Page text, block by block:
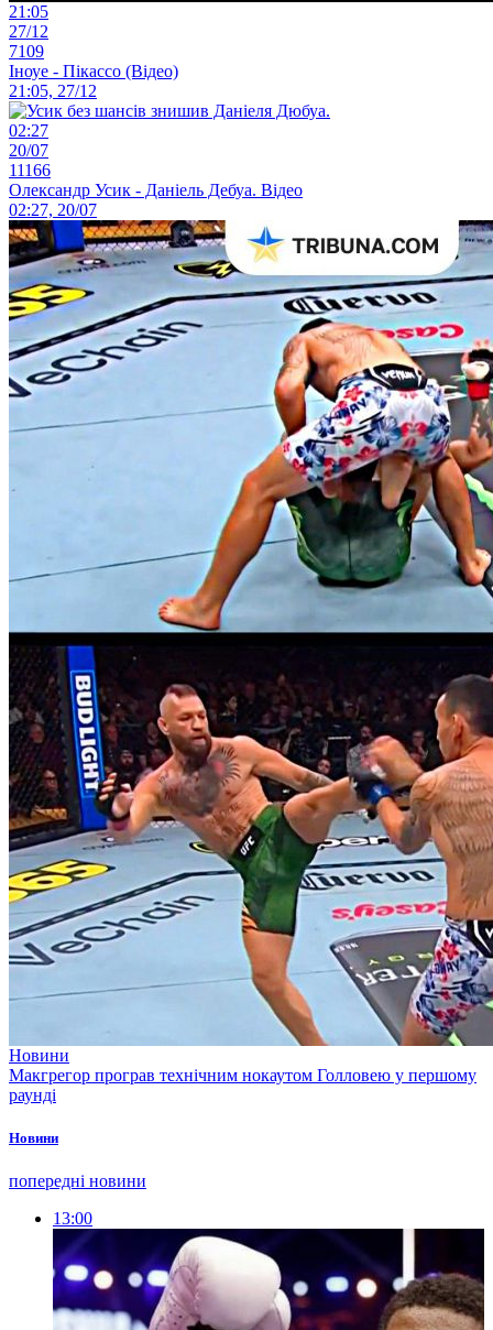
21:05
27/12
7109
Іноуе - Пікассо (Відео)
21:05, 27/12
02:27
20/07
11166
Олександр Усик - Даніель Дебуа. Відео
02:27, 20/07
Новини
Макгрегор програв технічним нокаутом Голловею у першому
раунді
Новини
попередні новини
13:00